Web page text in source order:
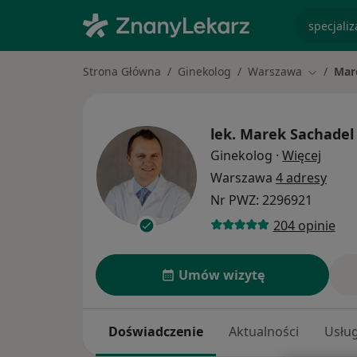
Strona Główna Ginekolog Warszawa Zmień
lek. Marek Sachadel
Ginekolog · Więcej
Warszawa 4 adresy
Nr PWZ: 2296921
204 opinie
Umów wizytę
Doświadczenie Aktualności